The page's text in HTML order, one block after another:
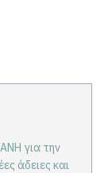
για την
άδειες και